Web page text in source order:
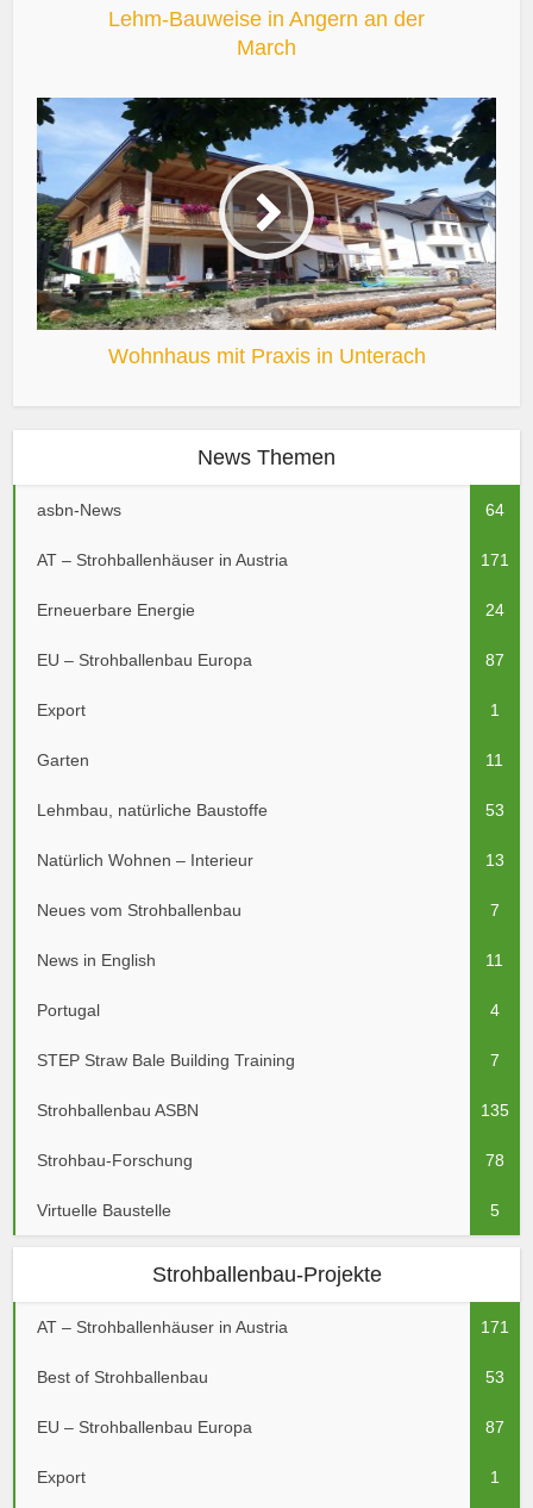
Lehm-Bauweise in Angern an der
March
Wohnhaus mit Praxis in Unterach
News Themen
asbn-News 64
AT – Strohballenhäuser in Austria 171
Erneuerbare Energie 24
EU – Strohballenbau Europa 87
Export 1
Garten 11
Lehmbau, natürliche Baustoffe 53
Natürlich Wohnen – Interieur 13
Neues vom Strohballenbau 7
News in English 11
Portugal 4
STEP Straw Bale Building Training 7
Strohballenbau ASBN 135
Strohbau-Forschung 78
Virtuelle Baustelle 5
Strohballenbau-Projekte
AT – Strohballenhäuser in Austria 171
Best of Strohballenbau 53
EU – Strohballenbau Europa 87
Export 1